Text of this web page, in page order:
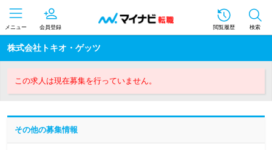
メニュー 会員登録 閲覧履歴 検索
株式会社トキオ・ゲッツ
この求人は現在募集を行っていません。
その他の募集情報